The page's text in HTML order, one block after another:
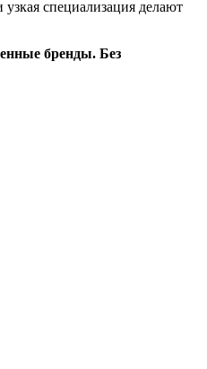
специализация делают
бренды. Без